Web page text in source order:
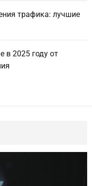
трафика: лучшие
в 2025 году от